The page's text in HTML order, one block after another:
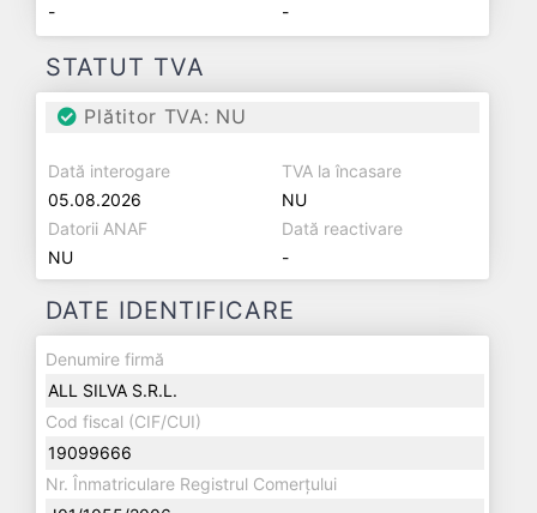
-
-
STATUT TVA
Plătitor TVA: NU
Dată interogare
05.08.2026
TVA la încasare
NU
Datorii ANAF
NU
Dată reactivare
-
DATE IDENTIFICARE
Denumire firmă
ALL SILVA S.R.L.
Cod fiscal (CIF/CUI)
19099666
Nr. Înmatriculare Registrul Comerțului